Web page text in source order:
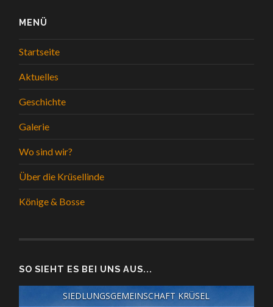
MENÜ
Startseite
Aktuelles
Geschichte
Galerie
Wo sind wir?
Über die Krüsellinde
Könige & Bosse
SO SIEHT ES BEI UNS AUS...
SIEDLUNGSGEMEINSCHAFT KRÜSEL